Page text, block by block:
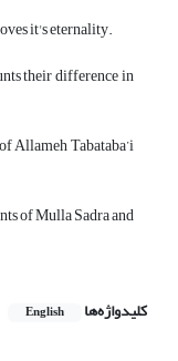
it's eternality.
their difference in
Allameh Tabataba’i
of Mulla Sadra and
کلیدواژه‌ها English